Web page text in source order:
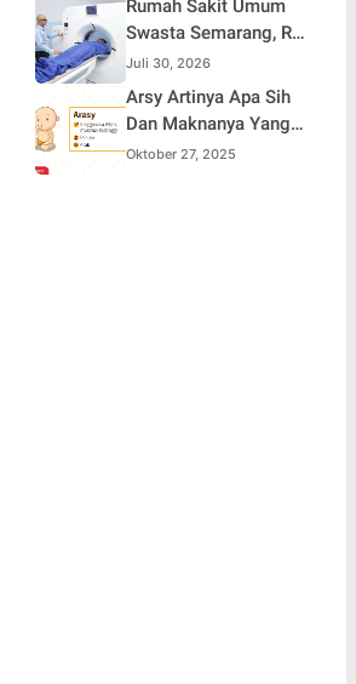
Rumah Sakit Umum
Swasta Semarang, RS
Samsoe Hidajat
Perluas Layanan
Kesehatan
Juli 30, 2026
Arsy Artinya Apa Sih
Dan Maknanya Yang
Mendalam
Oktober 27, 2025